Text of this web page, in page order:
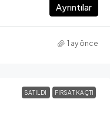
Ayrıntılar
1 ay önce
SATILDI FIRSAT KAÇTI